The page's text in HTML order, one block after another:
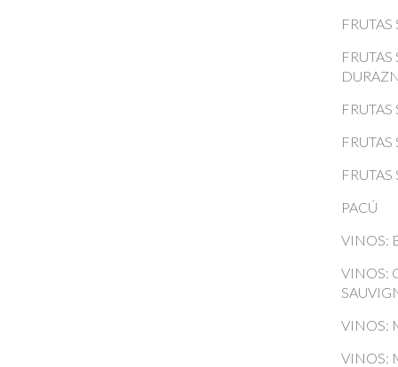
FRUTAS
FRUTAS
FRUTAS
FRUTAS
PACÚ
VINOS:
VINOS:
VINOS:
VINOS: